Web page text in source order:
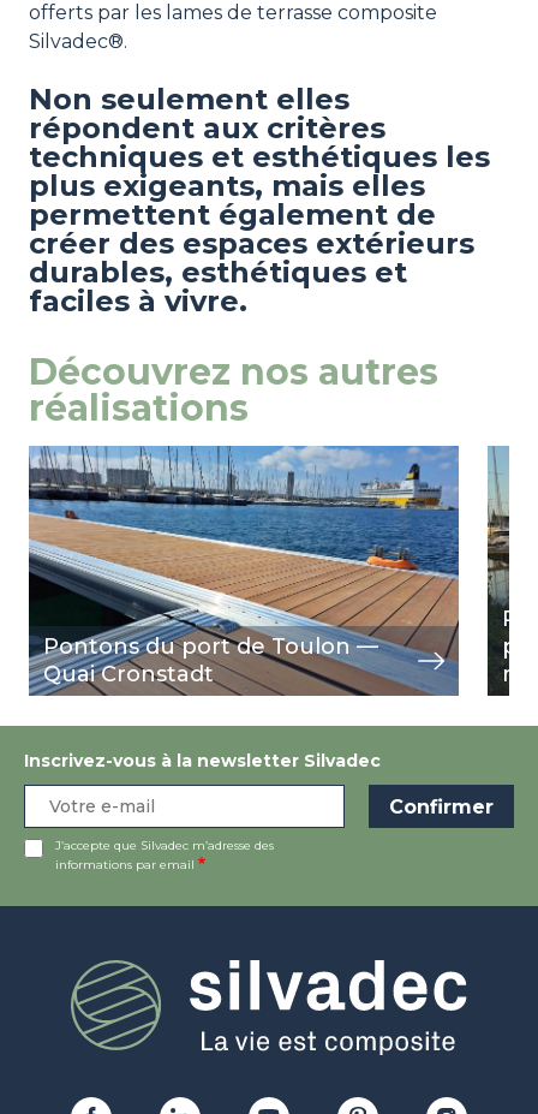
offerts par les lames de terrasse composite
Silvadec®.
Non seulement elles
répondent aux critères
techniques et esthétiques les
plus exigeants, mais elles
permettent également de
créer des espaces extérieurs
durables, esthétiques et
faciles à vivre.
Découvrez nos autres
réalisations
Pontons du port de Toulon —
Quai Cronstadt
Image
view view
Inscrivez-vous à la newsletter Silvadec
J’accepte que Silvadec m’adresse des
informations par email